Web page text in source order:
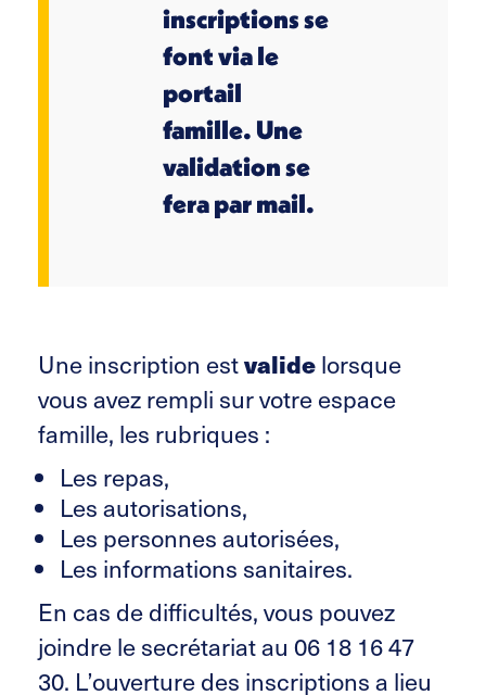
inscriptions se
font via le
portail
famille. Une
validation se
fera par mail.
Une inscription estvalide lorsque
vous avez rempli sur votre espace
famille, les rubriques :
Les repas,
Les autorisations,
Les personnes autorisées,
Les informations sanitaires.
En cas de difficultés, vous pouvez
joindre le secrétariat au 06 18 16 47
30. L’ouverture des inscriptions a lieu